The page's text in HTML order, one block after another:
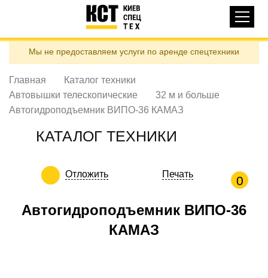
содержанию
навигация
КАТАЛОГ ТЕХНИКИ
ДОСТАВКА И ОПЛАТА
О НАС
ОТЗЫВЫ
ПОЗВОНИТЬ
Контактні телефони:
Мы не предоставляем услуги по аренде спецтехники
Главная
Каталог техники
Автовышки телескопические
32 м и больше
Автогидроподъемник ВИПО-36 КАМАЗ
КАТАЛОГ ТЕХНИКИ
Отложить Печать 0
Автогидроподъемник ВИПО-36
КАМАЗ